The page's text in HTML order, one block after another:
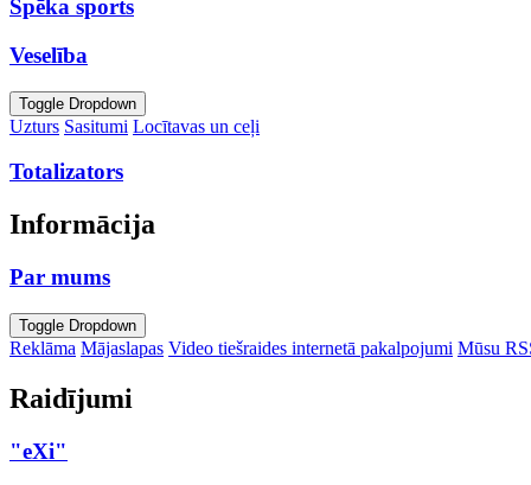
Spēka sports
Veselība
Toggle Dropdown
Uzturs Sasitumi Locītavas un ceļi
Totalizators
Informācija
Par mums
Toggle Dropdown
Reklāma Mājaslapas Video tiešraides internetā pakalpojumi Mūsu
Raidījumi
"eXi"